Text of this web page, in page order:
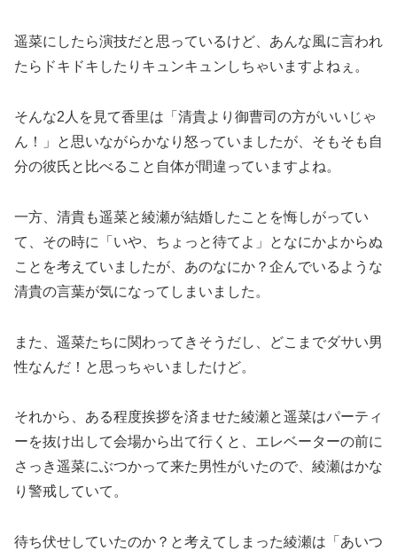
遥菜にしたら演技だと思っているけど、あんな風に言われ
たらドキドキしたりキュンキュンしちゃいますよねぇ。
そんな2人を見て香里は「清貴より御曹司の方がいいじゃ
ん！」と思いながらかなり怒っていましたが、そもそも自
分の彼氏と比べること自体が間違っていますよね。
一方、清貴も遥菜と綾瀬が結婚したことを悔しがってい
て、その時に「いや、ちょっと待てよ」となにかよからぬ
ことを考えていましたが、あのなにか？企んでいるような
清貴の言葉が気になってしまいました。
また、遥菜たちに関わってきそうだし、どこまでダサい男
性なんだ！と思っちゃいましたけど。
それから、ある程度挨拶を済ませた綾瀬と遥菜はパーティ
ーを抜け出して会場から出て行くと、エレベーターの前に
さっき遥菜にぶつかって来た男性がいたので、綾瀬はかな
り警戒していて。
待ち伏せしていたのか？と考えてしまった綾瀬は「あいつ